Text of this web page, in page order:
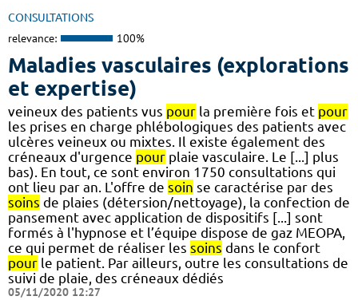
CONSULTATIONS
relevance: 100%
Maladies vasculaires (explorations
et expertise)
veineux des patients vus pour la première fois et pour
les prises en charge phlébologiques des patients avec
ulcères veineux ou mixtes. Il existe également des
créneaux d'urgence pour plaie vasculaire. Le [...] plus
bas). En tout, ce sont environ 1750 consultations qui
ont lieu par an. L'offre de soin se caractérise par des
soins de plaies (détersion/nettoyage), la confection de
pansement avec application de dispositifs [...] sont
formés à l'hypnose et l’équipe dispose de gaz MEOPA,
ce qui permet de réaliser les soins dans le confort
pour le patient. Par ailleurs, outre les consultations de
suivi de plaie, des créneaux dédiés
05/11/2020 12:27